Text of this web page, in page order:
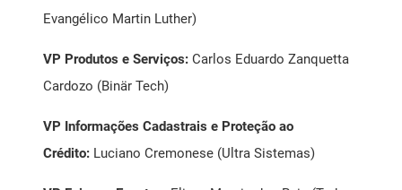
Evangélico Martin Luther)
VP Produtos e Serviços:Carlos Eduardo Zanquetta
Cardozo (Binär Tech)
VP Informações Cadastrais e Proteção ao
Crédito: Luciano Cremonese (Ultra Sistemas)